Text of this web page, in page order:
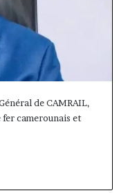
de CAMRAIL,
camerounais et